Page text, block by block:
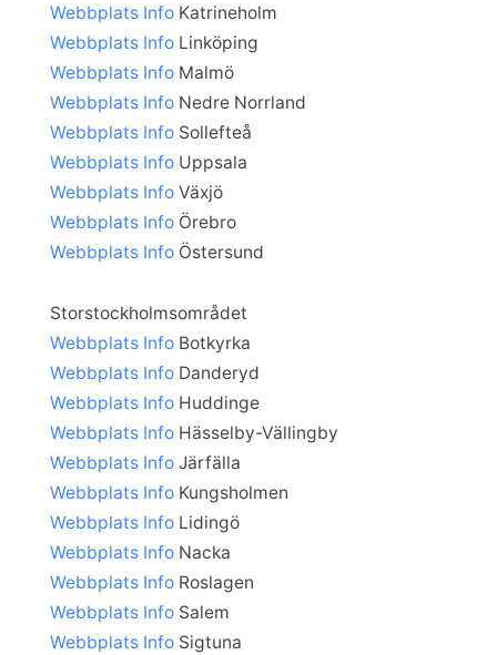
Webbplats Info Katrineholm
Webbplats Info Linköping
Webbplats Info Malmö
Webbplats Info Nedre Norrland
Webbplats Info Sollefteå
Webbplats Info Uppsala
Webbplats Info Växjö
Webbplats Info Örebro
Webbplats Info Östersund
Storstockholmsområdet
Webbplats Info Botkyrka
Webbplats Info Danderyd
Webbplats Info Huddinge
Webbplats Info Hässelby-Vällingby
Webbplats Info Järfälla
Webbplats Info Kungsholmen
Webbplats Info Lidingö
Webbplats Info Nacka
Webbplats Info Roslagen
Webbplats Info Salem
Webbplats Info Sigtuna